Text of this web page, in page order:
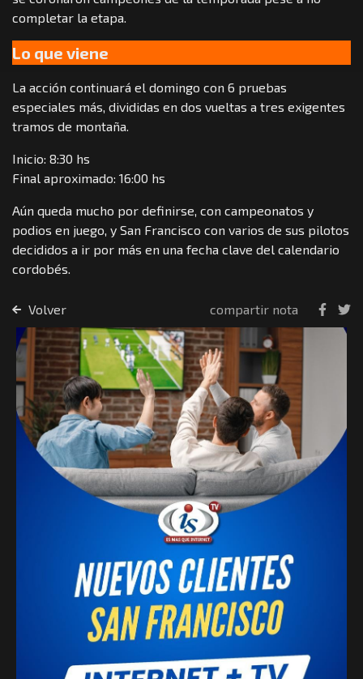
completar la etapa.
Lo que viene
La acción continuará el domingo con 6 pruebas
especiales más, divididas en dos vueltas a tres exigentes
tramos de montaña.
Inicio: 8:30 hs
Final aproximado: 16:00 hs
Aún queda mucho por definirse, con campeonatos y
podios en juego, y San Francisco con varios de sus pilotos
decididos a ir por más en una fecha clave del calendario
cordobés.
Volver compartir nota